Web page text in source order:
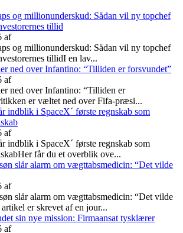
og millionunderskud: Sådan vil ny topchef
tillid
af
og millionunderskud: Sådan vil ny topchef
tillidI en lav...
ned over Infantino: “Tilliden er forsvundet”
af
ned over Infantino: “Tilliden er
er væltet ned over Fifa-præsi...
indblik i SpaceX´ første regnskab som
af
indblik i SpaceX´ første regnskab som
får du et overblik ove...
slår alarm om vægttabsmedicin: “Det vilde
af
slår alarm om vægttabsmedicin: “Det vilde
er skrevet af en jour...
sin nye mission: Firmaansat tysklærer
af